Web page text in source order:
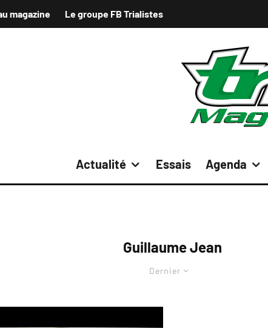
magazine Le groupe FB Trialistes
Actualité Essais Agenda
Guillaume Jean
Dernier